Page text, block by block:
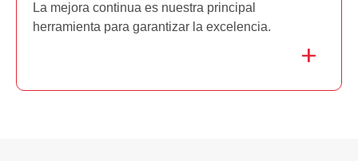
La mejora continua es nuestra principal
herramienta para garantizar la excelencia.